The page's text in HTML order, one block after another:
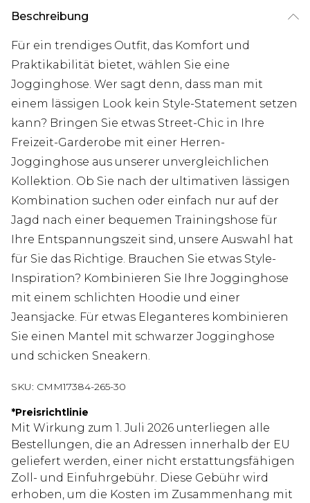
Beschreibung
Für ein trendiges Outfit, das Komfort und
Praktikabilität bietet, wählen Sie eine
Jogginghose. Wer sagt denn, dass man mit
einem lässigen Look kein Style-Statement setzen
kann? Bringen Sie etwas Street-Chic in Ihre
Freizeit-Garderobe mit einer Herren-
Jogginghose aus unserer unvergleichlichen
Kollektion. Ob Sie nach der ultimativen lässigen
Kombination suchen oder einfach nur auf der
Jagd nach einer bequemen Trainingshose für
Ihre Entspannungszeit sind, unsere Auswahl hat
für Sie das Richtige. Brauchen Sie etwas Style-
Inspiration? Kombinieren Sie Ihre Jogginghose
mit einem schlichten Hoodie und einer
Jeansjacke. Für etwas Eleganteres kombinieren
Sie einen Mantel mit schwarzer Jogginghose
und schicken Sneakern.
SKU: CMM17384-265-30
*Preisrichtlinie
Mit Wirkung zum 1. Juli 2026 unterliegen alle
Bestellungen, die an Adressen innerhalb der EU
geliefert werden, einer nicht erstattungsfähigen
Zoll- und Einfuhrgebühr. Diese Gebühr wird
erhoben, um die Kosten im Zusammenhang mit